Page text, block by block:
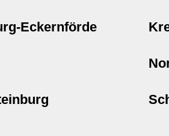
Eckernförde